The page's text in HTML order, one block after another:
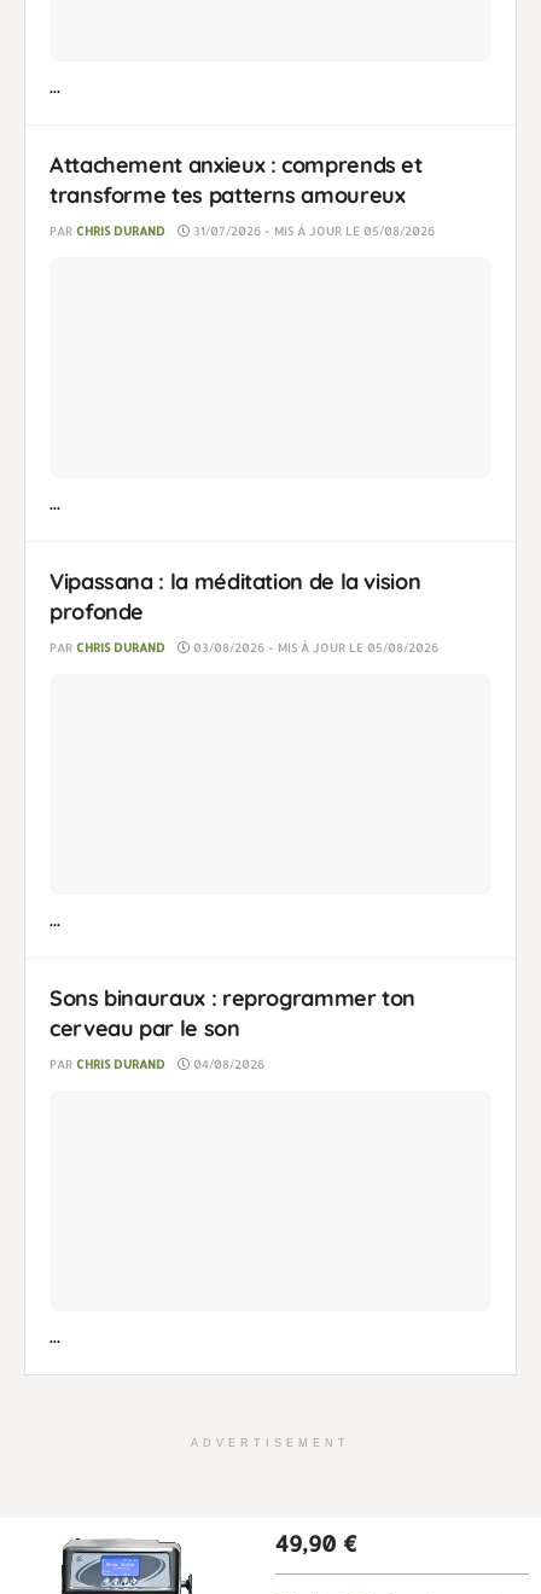
...
Attachement anxieux : comprends et
transforme tes patterns amoureux
PAR CHRIS DURAND 31/07/2026 - MIS À JOUR LE 05/08/2026
...
Vipassana : la méditation de la vision
profonde
PAR CHRIS DURAND 03/08/2026 - MIS À JOUR LE 05/08/2026
...
Sons binauraux : reprogrammer ton
cerveau par le son
PAR CHRIS DURAND 04/08/2026
...
ADVERTISEMENT
49,90 €